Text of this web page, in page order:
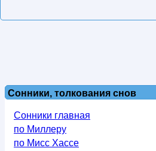
Сонники, толкования снов
Сонники главная
по Миллеру
по Мисс Хассе